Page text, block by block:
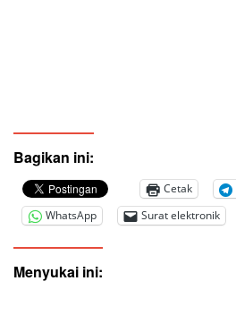
Bagikan ini:
Cetak
WhatsApp
Surat elektronik
Menyukai ini: